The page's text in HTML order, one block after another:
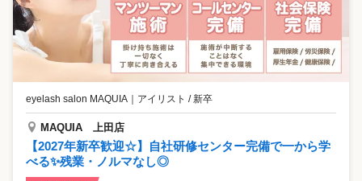
eyelash salon MAQUIA ｜ アイリスト / 新卒
MAQUIA 上田店
【2027年新卒歓迎☆】自社研修センター完備で一から学
べる✨残業・ノルマなし◎